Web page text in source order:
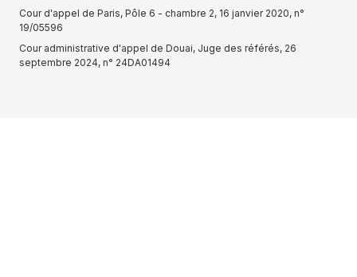
Cour d'appel de Paris, Pôle 6 - chambre 2, 16 janvier 2020, n°
19/05596
Cour administrative d'appel de Douai, Juge des référés, 26
septembre 2024, n° 24DA01494